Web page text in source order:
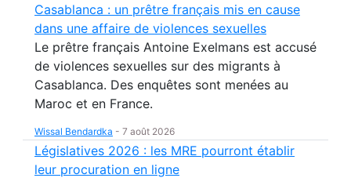
Casablanca : un prêtre français mis en cause
dans une affaire de violences sexuelles
Le prêtre français Antoine Exelmans est accusé
de violences sexuelles sur des migrants à
Casablanca. Des enquêtes sont menées au
Maroc et en France.
Wissal Bendardka - 7 août 2026
Législatives 2026 : les MRE pourront établir
leur procuration en ligne